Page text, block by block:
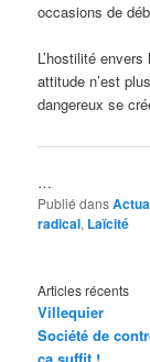
occasions de
L’hostilité
attitude n’est
dangereux se
…
Publié dans
radical, Laïcité
Articles récents
Villequier
Société de